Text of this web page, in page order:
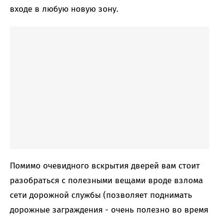
входе в любую новую зону.
Помимо очевидного вскрытия дверей вам стоит
разобраться с полезными вещами вроде взлома
сети дорожной службы (позволяет поднимать
дорожные заграждения - очень полезно во время